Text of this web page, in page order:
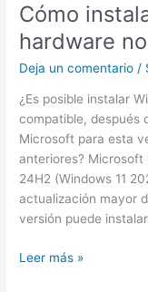
Cómo
hardware
Deja un comentario /
¿Es posible instalar
compatible, después
Microsoft para esta
anteriores? Microsoft
24H2 (Windows 11
actualización mayor
versión puede
Leer más »